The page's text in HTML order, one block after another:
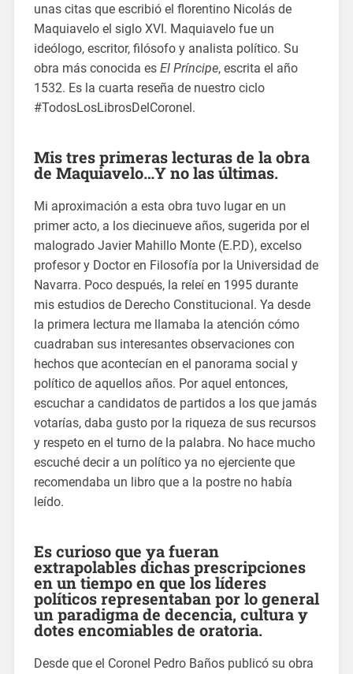
unas citas que escribió el florentino Nicolás de
Maquiavelo el siglo XVI. Maquiavelo fue un
ideólogo, escritor, filósofo y analista político. Su
obra más conocida es El Príncipe, escrita el año
1532. Es la cuarta reseña de nuestro ciclo
#TodosLosLibrosDelCoronel.
Mis tres primeras lecturas de la obra
de Maquiavelo…Y no las últimas.
Mi aproximación a esta obra tuvo lugar en un
primer acto, a los diecinueve años, sugerida por el
malogrado Javier Mahillo Monte (E.P.D), excelso
profesor y Doctor en Filosofía por la Universidad de
Navarra. Poco después, la releí en 1995 durante
mis estudios de Derecho Constitucional. Ya desde
la primera lectura me llamaba la atención cómo
cuadraban sus interesantes observaciones con
hechos que acontecían en el panorama social y
político de aquellos años. Por aquel entonces,
escuchar a candidatos de partidos a los que jamás
votarías, daba gusto por la riqueza de sus recursos
y respeto en el turno de la palabra. No hace mucho
escuché decir a un político ya no ejerciente que
recomendaba un libro que a la postre no había
leído.
Es curioso que ya fueran
extrapolables dichas prescripciones
en un tiempo en que los líderes
políticos representaban por lo general
un paradigma de decencia, cultura y
dotes encomiables de oratoria.
Desde que el Coronel Pedro Baños publicó su obra